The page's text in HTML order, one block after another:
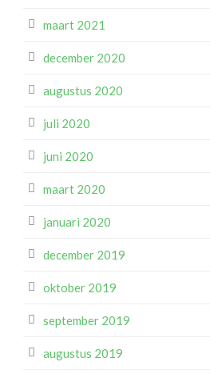
maart 2021
december 2020
augustus 2020
juli 2020
juni 2020
maart 2020
januari 2020
december 2019
oktober 2019
september 2019
augustus 2019